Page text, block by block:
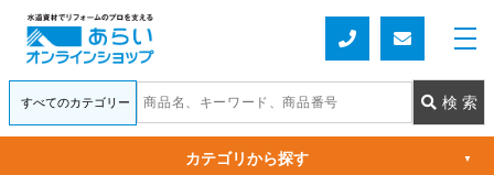
カテゴリから探す ▼